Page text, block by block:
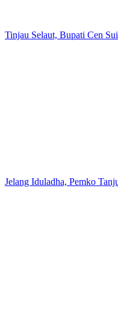
Tinjau Selaut, Bupati Cen
Jelang Iduladha, Pemko